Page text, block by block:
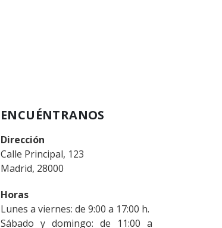
ENCUÉNTRANOS
Dirección
Calle Principal, 123
Madrid, 28000
Horas
Lunes a viernes: de 9:00 a 17:00 h.
Sábado y domingo: de 11:00 a